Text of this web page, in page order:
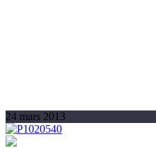
24 mars 2013